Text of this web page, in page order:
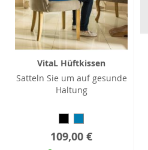
VitaL Hüftkissen
Satteln Sie um auf gesunde
Haltung
109,00 €